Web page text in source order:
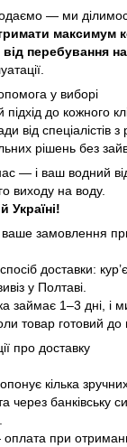
— ми
максимум
перебування
у виборі
до кожного
від спеціалістів
рішень без
— і ваш водний
виходу на воду.
Україні!
замовлення
доставки:
у Полтаві.
займає 1–3 дні, і
товар готовий до
про доставку
кілька
через банківську
при